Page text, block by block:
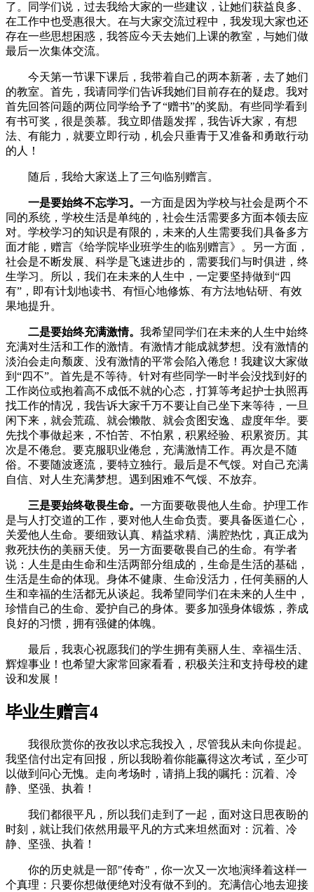
了。同学们说，过去我给大家的一些建议，让她们获益良多、
在工作中也受惠很大。在与大家交流过程中，我发现大家也还
存在一些思想困惑，我答应今天去她们上课的教室，与她们做
最后一次集体交流。
今天第一节课下课后，我带着自己的两本新著，去了她们
的教室。首先，我请同学们告诉我她们目前存在的疑虑。我对
首先回答问题的两位同学给予了“赠书”的奖励。有些同学看到
有书可奖，很是羡慕。我立即借题发挥，我告诉大家，有想
法、有能力，就要立即行动，机会只垂青于又准备和勇敢行动
的人！
随后，我给大家送上了三句临别赠言。
一是要始终不忘学习。 一方面是因为学校与社会是两个不
同的系统，学校生活是单纯的，社会生活需要多方面本领去应
对。学校学习的知识是有限的，未来的人生需要我们具备多方
面才能，赠言《给学院毕业班学生的临别赠言》。另一方面，
社会是不断发展、科学是飞速进步的，需要我们与时俱进，终
生学习。所以，我们在未来的人生中，一定要坚持做到“四
有”，即有计划地读书、有恒心地修炼、有方法地钻研、有效
果地提升。
二是要始终充满激情。 我希望同学们在未来的人生中始终
充满对生活和工作的激情。有激情才能成就梦想。没有激情的
淡泊会走向颓废、没有激情的平常会陷入倦怠！我建议大家做
到“四不”。首先是不等待。针对有些同学一时半会没找到好的
工作岗位或抱着高不成低不就的心态，打算等考起护士执照再
找工作的情况，我告诉大家千万不要让自己坐下来等待，一旦
闲下来，就会荒疏、就会懒散、就会贪图安逸、虚度年华。要
先找个事做起来，不怕苦、不怕累，积累经验、积累资历。其
次是不倦怠。要克服职业倦怠，充满激情工作。再次是不随
俗。不要随波逐流，要特立独行。最后是不气馁。对自己充满
自信、对人生充满梦想。遇到困难不气馁、不放弃。
三是要始终敬畏生命。 一方面要敬畏他人生命。护理工作
是与人打交道的工作，要对他人生命负责。要具备医道仁心，
关爱他人生命。要细致认真、精益求精、满腔热忱，真正成为
救死扶伤的美丽天使。另一方面要敬畏自己的生命。有学者
说：人生是由生命和生活两部分组成的，生命是生活的基础，
生活是生命的体现。身体不健康、生命没活力，任何美丽的人
生和幸福的生活都无从谈起。我希望同学们在未来的人生中，
珍惜自己的生命、爱护自己的身体。要多加强身体锻炼，养成
良好的习惯，拥有强健的体魄。
最后，我衷心祝愿我们的学生拥有美丽人生、幸福生活、
辉煌事业！也希望大家常回家看看，积极关注和支持母校的建
设和发展！
毕业生赠言4
我很欣赏你的孜孜以求忘我投入，尽管我从未向你提起。
我坚信付出定有回报，所以我盼着你能赢得这次考试，至少可
以做到问心无愧。走向考场时，请捎上我的嘱托：沉着、冷
静、坚强、执着！
我们都很平凡，所以我们走到了一起，面对这日思夜盼的
时刻，就让我们依然用最平凡的方式来坦然面对：沉着、冷
静、坚强、执着！
你的历史就是一部"传奇"，你一次又一次地演绎着这样一
个真理：只要你想做便绝对没有做不到的。充满信心地去迎接